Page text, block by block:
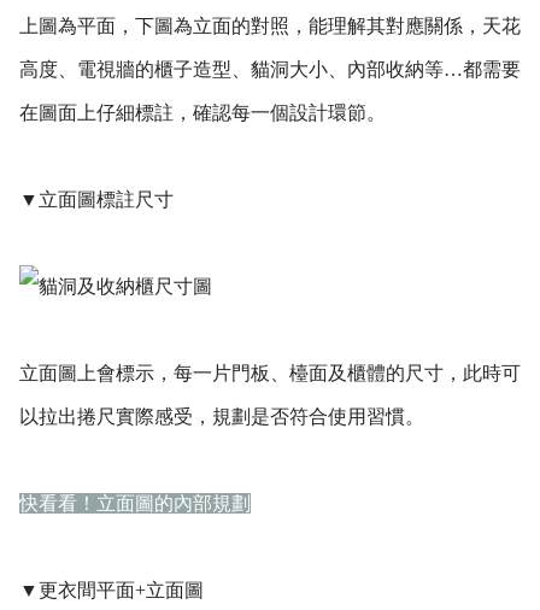
上圖為平面，下圖為立面的對照，能理解其對應關係，天花
高度、電視牆的櫃子造型、貓洞大小、內部收納等…都需要
在圖面上仔細標註，確認每一個設計環節。
▼立面圖標註尺寸
立面圖上會標示，每一片門板、檯面及櫃體的尺寸，此時可
以拉出捲尺實際感受，規劃是否符合使用習慣。
快看看！立面圖的內部規劃
▼更衣間平面+立面圖